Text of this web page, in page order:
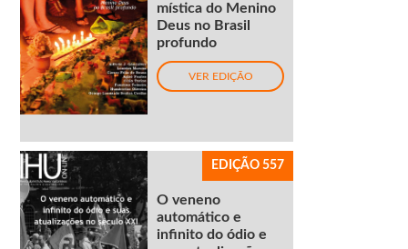
mística do Menino
Deus no Brasil
profundo
VER EDIÇÃO
EDIÇÃO 557
O veneno
automático e
infinito do ódio e